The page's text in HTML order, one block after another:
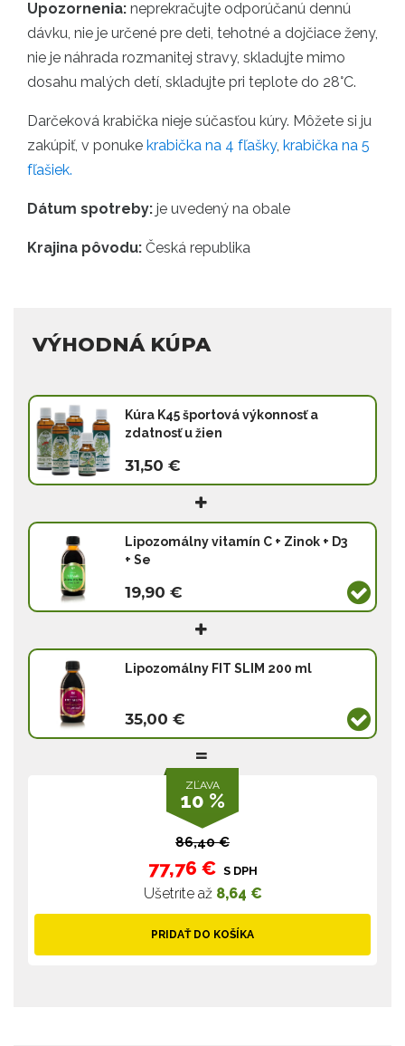
Upozornenia: neprekračujte odporúčanú dennú
dávku, nie je určené pre deti, tehotné a dojčiace ženy,
nie je náhrada rozmanitej stravy, skladujte mimo
dosahu malých detí, skladujte pri teplote do 28°C.
Darčeková krabička nieje súčasťou kúry. Môžete si ju
zakúpiť, v ponuke krabička na 4 fľašky, krabička na 5
fľašiek.
Dátum spotreby: je uvedený na obale
Krajina pôvodu: Česká republika
VÝHODNÁ KÚPA
Kúra K45 športová výkonnosť a
zdatnosť u žien
31,50 €
Lipozomálny vitamín C + Zinok + D3
+ Se
19,90 €
Lipozomálny FIT SLIM 200 ml
35,00 €
ZĽAVA
10 %
86,40 €
77,76 € S DPH
Ušetríte až 8,64 €
PRIDAŤ DO KOŠÍKA